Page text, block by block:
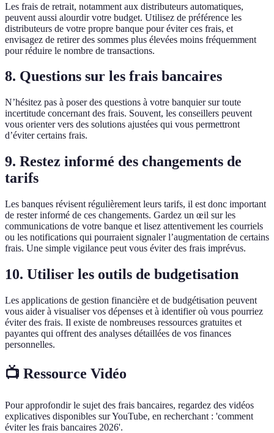
Les frais de retrait, notamment aux distributeurs automatiques,
peuvent aussi alourdir votre budget. Utilisez de préférence les
distributeurs de votre propre banque pour éviter ces frais, et
envisagez de retirer des sommes plus élevées moins fréquemment
pour réduire le nombre de transactions.
8. Questions sur les frais bancaires
N’hésitez pas à poser des questions à votre banquier sur toute
incertitude concernant des frais. Souvent, les conseillers peuvent
vous orienter vers des solutions ajustées qui vous permettront
d’éviter certains frais.
9. Restez informé des changements de
tarifs
Les banques révisent régulièrement leurs tarifs, il est donc important
de rester informé de ces changements. Gardez un œil sur les
communications de votre banque et lisez attentivement les courriels
ou les notifications qui pourraient signaler l’augmentation de certains
frais. Une simple vigilance peut vous éviter des frais imprévus.
10. Utiliser les outils de budgetisation
Les applications de gestion financière et de budgétisation peuvent
vous aider à visualiser vos dépenses et à identifier où vous pourriez
éviter des frais. Il existe de nombreuses ressources gratuites et
payantes qui offrent des analyses détaillées de vos finances
personnelles.
📺 Ressource Vidéo
Pour approfondir le sujet des frais bancaires, regardez des vidéos
explicatives disponibles sur YouTube, en recherchant : 'comment
éviter les frais bancaires 2026'.